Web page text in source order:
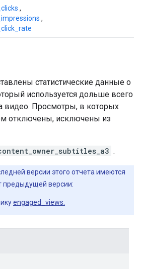
,
,
статистические данные о
используется дольше всего
видео. Просмотры, в которых
отключены, исключены из
.
версии этого отчета имеются
предыдущей версии:
engaged_views.